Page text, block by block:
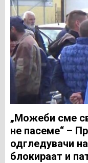
„Можеби сме
не пасеме“ –
одгледувачи
блокираат и